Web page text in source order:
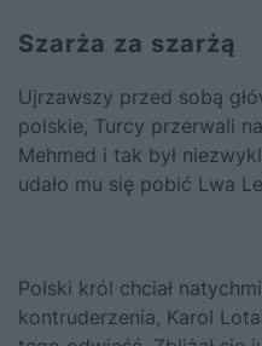
Szarża za szarżą
Ujrzawszy przed sobą
polskie, Turcy przerwali
Mehmed i tak był
udało mu się pobić Lwa
Polski król chciał
kontruderzenia, Karol